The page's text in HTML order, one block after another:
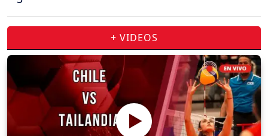
+ VIDEOS